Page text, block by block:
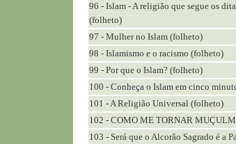
96 - Islam - A religião que segue os
(folheto)
97 - Mulher no Islam (folheto)
98 - Islamismo e o racismo (folheto)
99 - Por que o Islam? (folheto)
100 - Conheça o Islam em cinco
101 - A Religião Universal (folheto)
102 - COMO ME TORNAR
103 - Será que o Alcorão Sagrado é a